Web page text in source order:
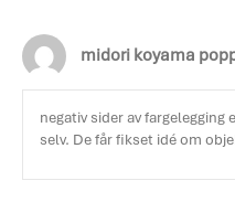
midori koyama
negativ sider av
selv. De får fikset idé om